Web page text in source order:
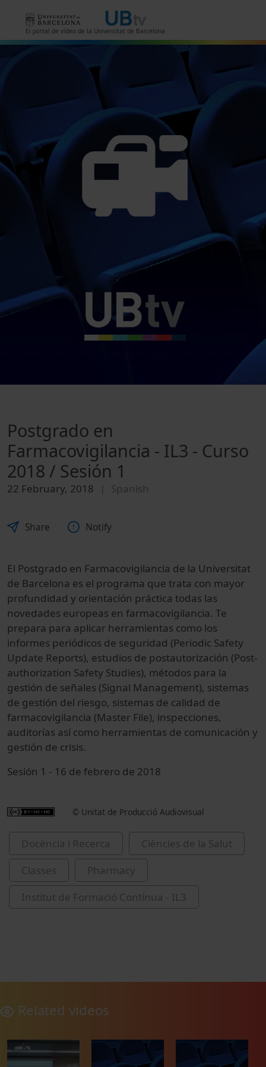
El portal de vídeo de la Universitat de Barcelona
Postgrado en
Farmacovigilancia - IL3 - Curso
2018 / Sesión 1
22 February, 2018 Spanish
Share Notify
El Postgrado en Farmacovigilancia de la Universitat
de Barcelona es el programa que trata con mayor
profundidad y orientación práctica todas las
novedades europeas en farmacovigilancia. Te
prepara para aplicar herramientas como los
informes periódicos de seguridad (Periodic Safety
Update Reports), estudios de postautorización (Post-
authorization Safety Studies), métodos para la
gestión de señales (Signal Management), sistemas
de gestión del riesgo, sistemas de calidad de
farmacovigilancia (Master File), inspecciones,
auditorías así como herramientas de comunicación y
gestión de crisis.
Sesión 1 - 16 de febrero de 2018
© Unitat de Producció Audiovisual
Docència i Recerca
Ciències de la Salut
Classes
Pharmacy
Institut de Formació Contínua - IL3
Related videos